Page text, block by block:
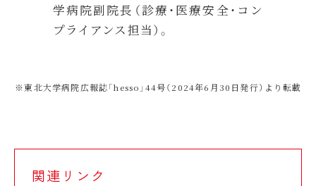
学病院副院長（診療・医療安全・コン
プライアンス担当）。
※東北大学病院広報誌「hesso」44号（2024年6月30日発行）より転載
関連リンク